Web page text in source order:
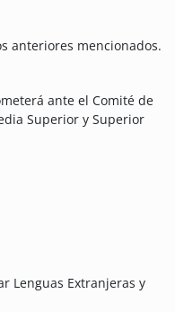
anteriores mencionados.
ante el Comité de
Superior y Superior
Lenguas Extranjeras y